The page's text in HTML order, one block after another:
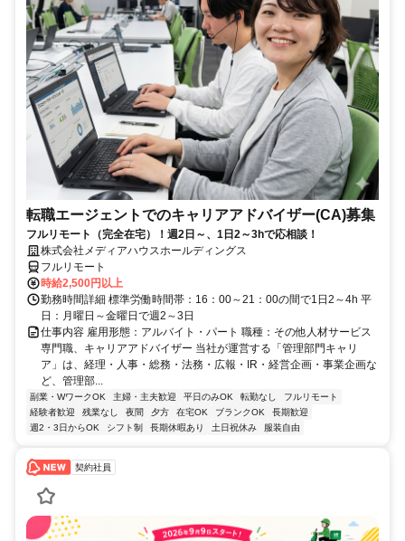
転職エージェントでのキャリアアドバイザー(CA)募集
フルリモート（完全在宅）！週2日～、1日2～3hで応相談！
株式会社メディアハウスホールディングス
フルリモート
時給2,500円以上
勤務時間詳細 標準労働時間帯：16：00～21：00の間で1日2～4h 平
日：月曜日～金曜日で週2～3日
仕事内容 雇用形態：アルバイト・パート 職種：その他人材サービス
専門職、キャリアアドバイザー 当社が運営する「管理部門キャリ
ア」は、経理・人事・総務・法務・広報・IR・経営企画・事業企画な
ど、管理部...
副業・WワークOK 主婦・主夫歓迎 平日のみOK 転勤なし
フルリモート
経験者歓迎
残業なし 夜間 夕方 在宅OK ブランクOK
長期歓迎
週2・3日からOK
シフト制 長期休暇あり 土日祝休み 服装自由
契約社員